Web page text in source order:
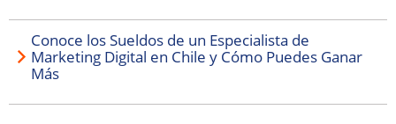
Conoce los Sueldos de un Especialista de
Marketing Digital en Chile y Cómo Puedes Ganar
Más